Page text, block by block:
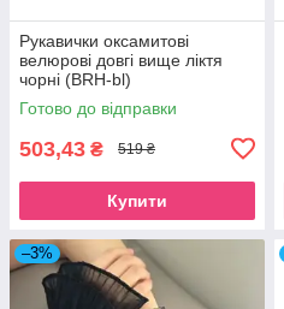
Рукавички оксамитові
велюрові довгі вище ліктя
чорні (BRH-bl)
Готово до відправки
503,43 ₴ 519 ₴
Купити
–3%